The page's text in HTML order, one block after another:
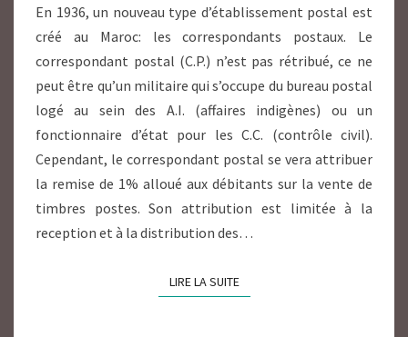
En 1936, un nouveau type d’établissement postal est
créé au Maroc: les correspondants postaux. Le
correspondant postal (C.P.) n’est pas rétribué, ce ne
peut être qu’un militaire qui s’occupe du bureau postal
logé au sein des A.I. (affaires indigènes) ou un
fonctionnaire d’état pour les C.C. (contrôle civil).
Cependant, le correspondant postal se vera attribuer
la remise de 1% alloué aux débitants sur la vente de
timbres postes. Son attribution est limitée à la
reception et à la distribution des…
LIRE LA SUITELIRE LA SUITE